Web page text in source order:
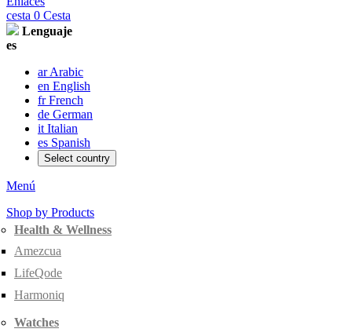
cesta 0 Cesta
Lenguaje
es
ar Arabic
en English
fr French
de German
it Italian
es Spanish
Select country
Menú
Shop by Products
Health & Wellness
Amezcua
LifeQode
Harmoniq
Watches